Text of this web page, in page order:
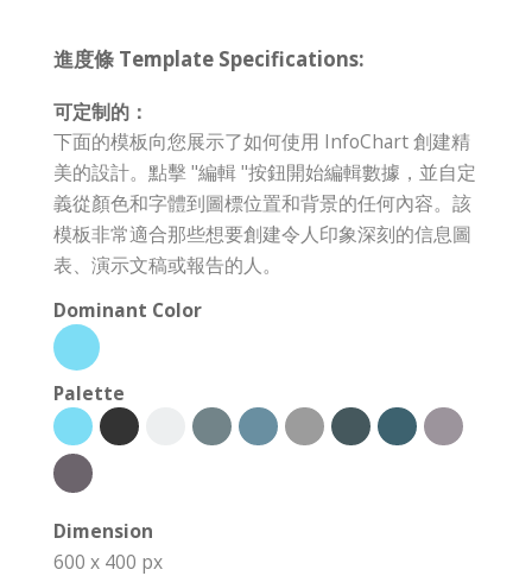
進度條 Template Specifications:
可定制的：
下面的模板向您展示了如何使用 InfoChart 創建精
美的設計。點擊 "編輯 "按鈕開始編輯數據，並自定
義從顏色和字體到圖標位置和背景的任何內容。該
模板非常適合那些想要創建令人印象深刻的信息圖
表、演示文稿或報告的人。
Dominant Color
Palette
Dimension
600 x 400 px